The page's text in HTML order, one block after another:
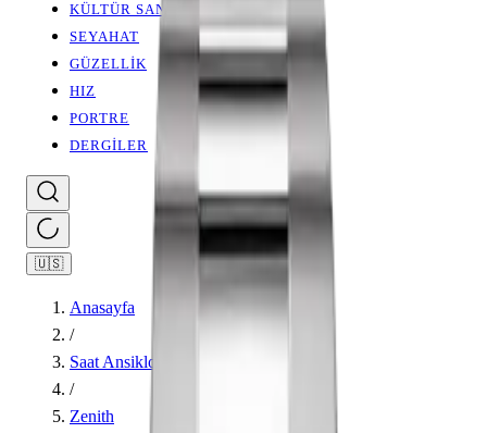
KÜLTÜR SANAT
SEYAHAT
GÜZELLİK
HIZ
PORTRE
DERGİLER
🇺🇸
Anasayfa
/
Saat Ansiklopedisi
/
Zenith